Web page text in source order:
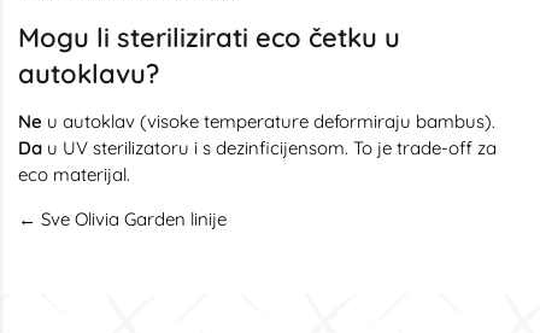
Mogu li sterilizirati eco četku u
autoklavu?
Ne u autoklav (visoke temperature deformiraju bambus).
Da u UV sterilizatoru i s dezinficijensom. To je trade-off za
eco materijal.
← Sve Olivia Garden linije